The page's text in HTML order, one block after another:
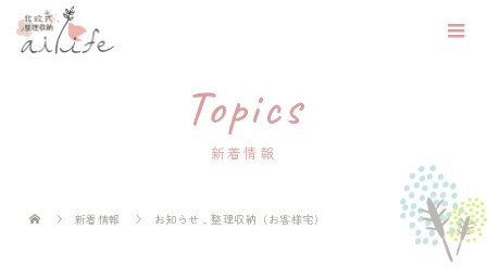
Topics
新着情報
新着情報 お知らせ ,整理収納（お客様宅）